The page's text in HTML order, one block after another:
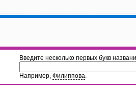
Введите несколько первых букв
Например, Филиппова.